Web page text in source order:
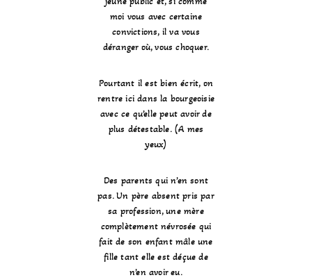
moi vous avec certaine
convictions, il va vous
déranger où, vous choquer.
Pourtant il est bien écrit, on
rentre ici dans la bourgeoisie
avec ce qu’elle peut avoir de
plus détestable. (A mes
yeux)
Des parents qui n’en sont
pas. Un père absent pris par
sa profession, une mère
complètement névrosée qui
fait de son enfant mâle une
fille tant elle est déçue de
n’en avoir eu.